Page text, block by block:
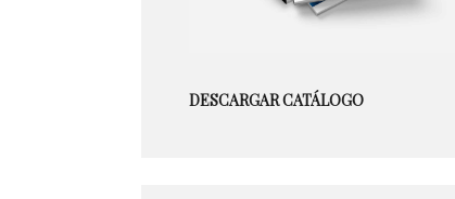
DESCARGAR CATÁLOGO